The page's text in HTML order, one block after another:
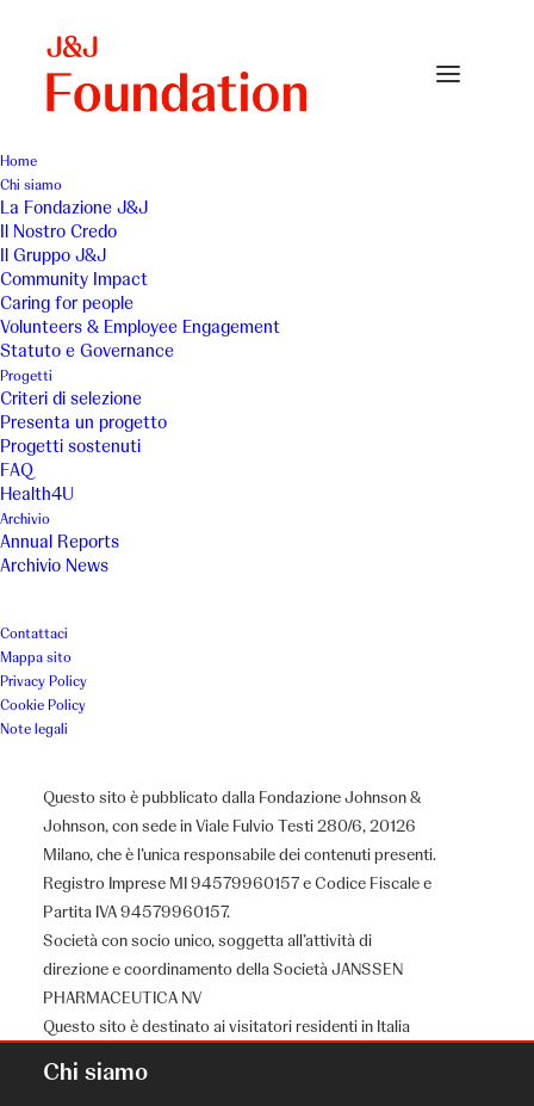
Home
Chi siamo
La Fondazione J&J
Il Nostro Credo
Il Gruppo J&J
Community Impact
Caring for people
Volunteers & Employee Engagement
Statuto e Governance
Progetti
Criteri di selezione
Presenta un progetto
Progetti sostenuti
FAQ
Health4U
Archivio
Annual Reports
Archivio News
Contattaci
Mappa sito
Privacy Policy
Cookie Policy
Note legali
Questo sito è pubblicato dalla Fondazione Johnson &
Johnson, con sede in Viale Fulvio Testi 280/6, 20126
Milano, che è l’unica responsabile dei contenuti presenti.
Registro Imprese MI 94579960157 e Codice Fiscale e
Partita IVA 94579960157.
Società con socio unico, soggetta all’attività di
direzione e coordinamento della Società JANSSEN
PHARMACEUTICA NV
Questo sito è destinato ai visitatori residenti in Italia
13_associazione-creare-primavera-1024×683
Chi siamo